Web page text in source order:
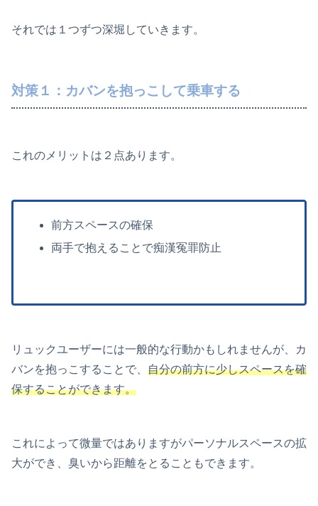
それでは１つずつ深堀していきます。
対策１：カバンを抱っこして乗車する
これのメリットは２点あります。
前方スペースの確保
両手で抱えることで痴漢冤罪防止
リュックユーザーには一般的な行動かもしれませんが、カ
バンを抱っこすることで、 自分の前方に少しスペースを確
保することができます。
これによって微量ではありますがパーソナルスペースの拡
大ができ、臭いから距離をとることもできます。